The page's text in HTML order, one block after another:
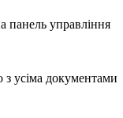
панель управління
усіма документами